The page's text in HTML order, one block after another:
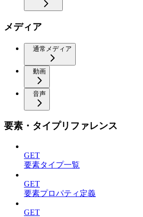
メディア
通常メディア
動画
音声
要素・タイプリファレンス
GET
要素タイプ一覧
GET
要素プロパティ定義
GET